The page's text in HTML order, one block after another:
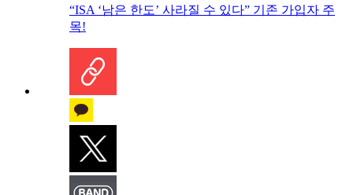
“ISA ‘남은 한도’ 사라질 수 있다” 기존 가입자 주
목!